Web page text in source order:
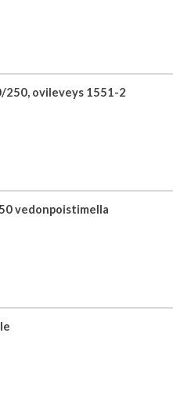
250, ovileveys 1551-2
vedonpoistimella